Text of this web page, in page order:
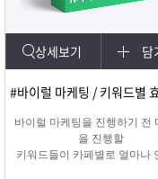
상세보기 담
바이럴 마케팅을 진행하기 전
을 진행할
키워드들이 카페별로 얼마나